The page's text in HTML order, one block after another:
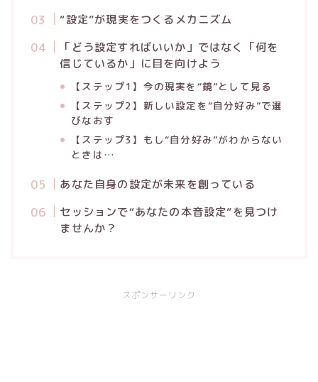
“設定”が現実をつくるメカニズム
「どう設定すればいいか」ではなく「何を
信じているか」に目を向けよう
【ステップ1】今の現実を“鏡”として見る
【ステップ2】新しい設定を“自分好み”で選
びなおす
【ステップ3】もし“自分好み”がわからない
ときは…
あなた自身の設定が未来を創っている
セッションで“あなたの本音設定”を見つけ
ませんか？
スポンサーリンク